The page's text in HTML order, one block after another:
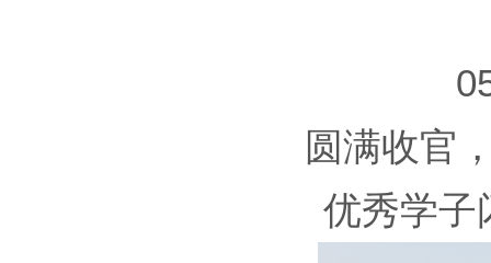
圆满收官
优秀学子